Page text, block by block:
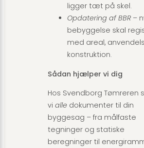
ligger tæt på skel.
Opdatering af BBR–
bebyggelse skal
med areal,
konstruktion.
Sådan hjælper vi dig
Hos Svendborg Tømreren
vi alle dokumenter til din
byggesag – fra målfaste
tegninger og statiske
beregninger til